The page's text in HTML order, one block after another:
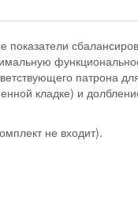
патрона
кладке) и
не входит).